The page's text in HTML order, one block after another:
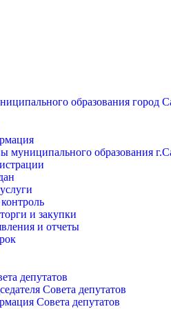
образования город
муниципального образования
и закупки
и отчеты
депутатов
Совета депутатов
Совета депутатов